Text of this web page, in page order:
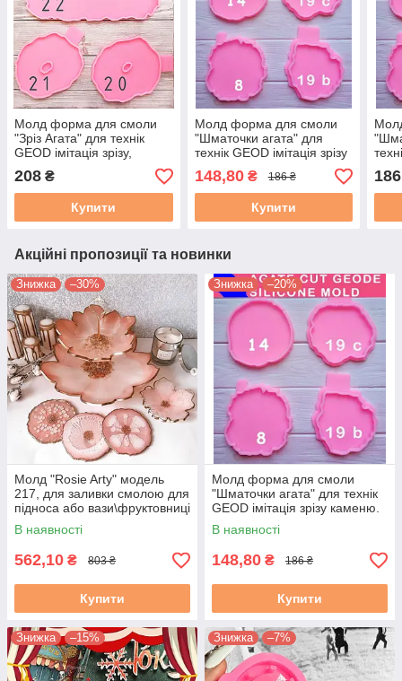
Молд форма для смоли
"Зріз Агата" для технік
GEOD імітація зрізу,
коастер 20
208 ₴
Купити
Молд форма для смоли
"Шматочки агата" для
технік GEOD імітація зрізу
каменю. Модель з 19
148,80₴ 186 ₴
Купити
186
Акційні пропозиції та новинки
Знижка –30%
Молд "Rosie Arty" модель
217, для заливки смолою для
підноса або вази\фруктовниці
ResinArt, Geode,
В наявності
562,10 ₴ 803 ₴
Купити
Знижка –20%
Молд форма для смоли
"Шматочки агата" для технік
GEOD імітація зрізу каменю.
Модель з 19
В наявності
148,80 ₴ 186 ₴
Купити
Знижка –15% Знижка –7%